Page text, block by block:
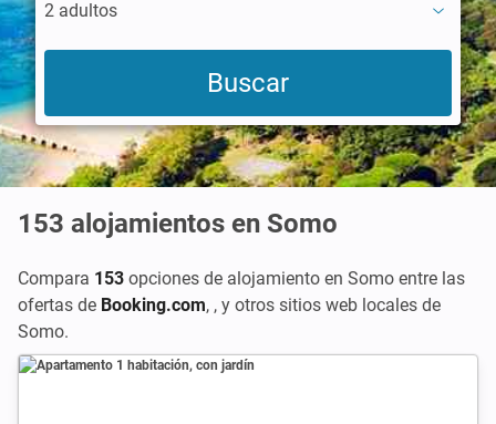
2 adultos
153 alojamientos en Somo
Compara 153 opciones de alojamiento en Somo entre las
ofertas de Booking.com, , y otros sitios web locales de
Somo.